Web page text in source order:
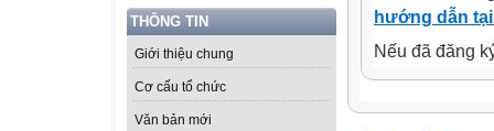
THÔNG TIN
Giới thiệu chung
Cơ cấu tổ chức
Văn bản mới
hướng dẫn
Nếu đã đăng